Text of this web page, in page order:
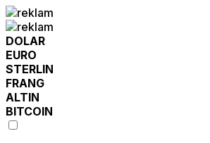
DOLAR
EURO
STERLIN
FRANG
ALTIN
BITCOIN